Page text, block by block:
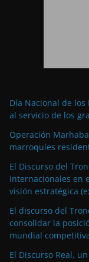
Día Nacional de
al servicio de los
Operación
marroquíes
El Discurso del
internacionales en
visión estratégica
El discurso del
consolidar la
mundial
El Discurso Real,